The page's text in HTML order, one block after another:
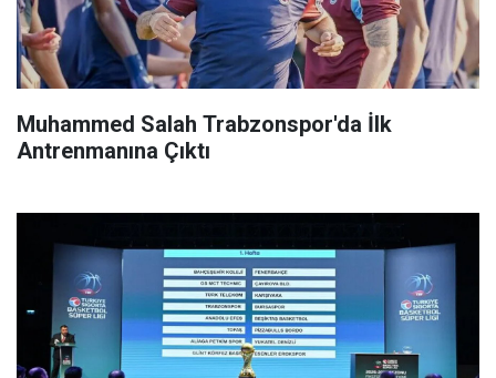
Muhammed Salah Trabzonspor'da İlk
Antrenmanına Çıktı